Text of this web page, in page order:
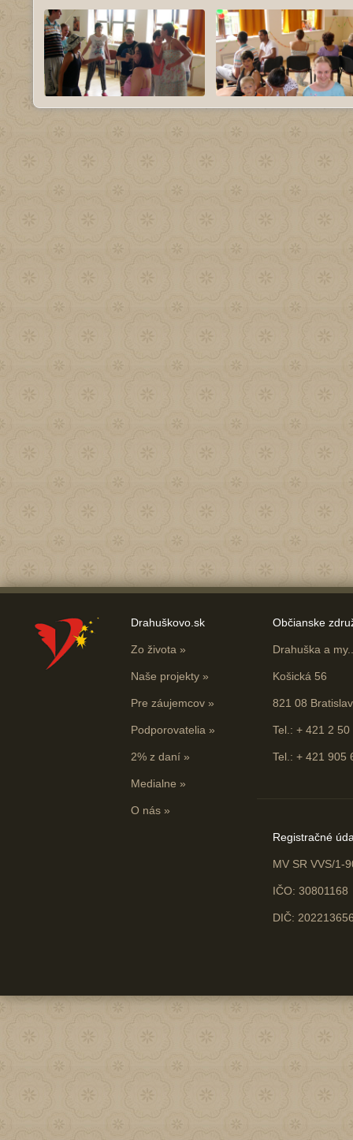
Drahuškovo.sk
Zo života »
Naše projekty »
Pre záujemcov »
Podporovatelia »
2% z daní »
Medialne »
O nás »
Občianske
Drahuška a
Košická 56
821 08
Tel.: + 421 2
Tel.: + 421 905
Registračné
MV SR VVS/1-
IČO: 30801168
DIČ: